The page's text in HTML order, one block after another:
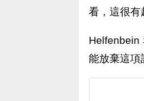
看，這很有
Helfenbein
能放棄這項